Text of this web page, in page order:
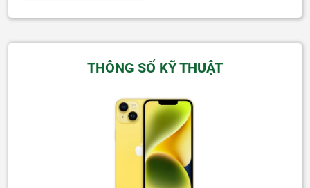
THÔNG SỐ KỸ THUẬT